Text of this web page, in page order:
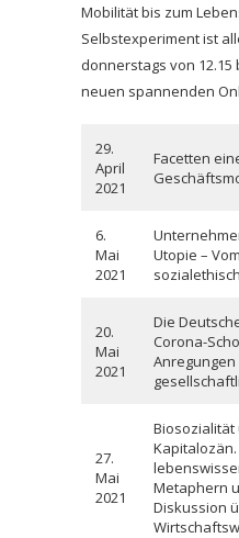
Mobilität bis zum
Selbstexperiment ist
donnerstags von 12.15
neuen spannenden
29.
April
2021
Facetten
6.
Mai
2021
Utopie –
20.
Mai
2021
Die
Corona-
27.
Mai
2021
Biosozialität
Metaphern
Diskussion